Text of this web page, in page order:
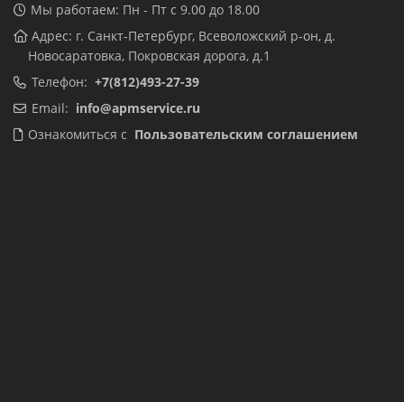
Мы работаем: Пн - Пт с 9.00 до 18.00
Адрес: г. Санкт-Петербург, Всеволожский р-он, д.
Новосаратовка, Покровская дорога, д.1
Телефон: +7(812)493-27-39
Email: info@apmservice.ru
Ознакомиться с Пользовательским соглашением